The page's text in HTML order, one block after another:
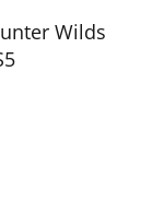
Wilds